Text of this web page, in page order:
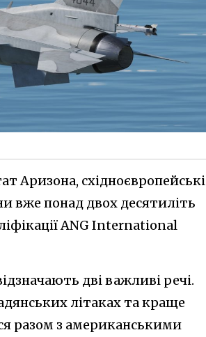
Аризона, східноєвропейські
вже понад двох десятиліть
ANG International
дві важливі речі.
літаках та краще
разом з американськими